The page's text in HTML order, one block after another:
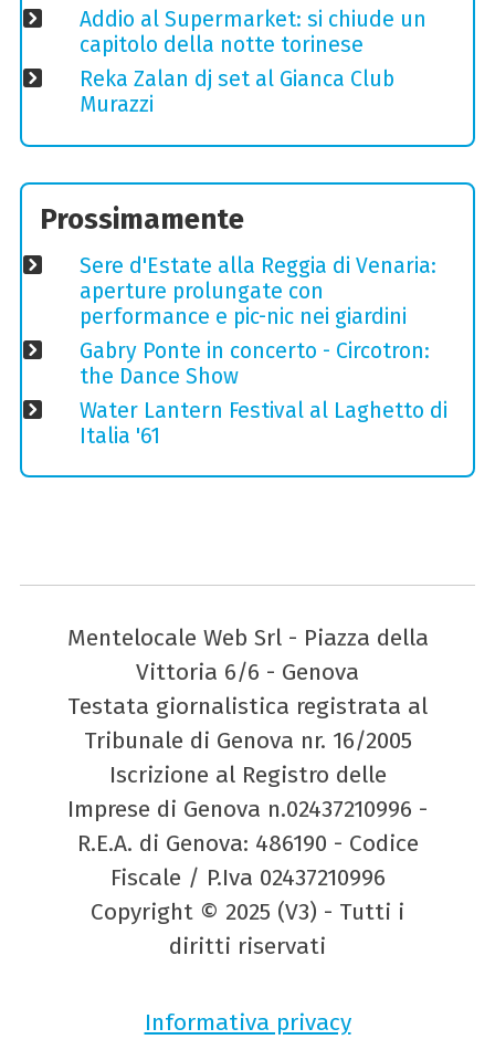
Addio al Supermarket: si chiude un
capitolo della notte torinese
Reka Zalan dj set al Gianca Club
Murazzi
Prossimamente
Sere d'Estate alla Reggia di Venaria:
aperture prolungate con
performance e pic-nic nei giardini
Gabry Ponte in concerto - Circotron:
the Dance Show
Water Lantern Festival al Laghetto di
Italia '61
Mentelocale Web Srl - Piazza della
Vittoria 6/6 - Genova
Testata giornalistica registrata al
Tribunale di Genova nr. 16/2005
Iscrizione al Registro delle
Imprese di Genova n.02437210996 -
R.E.A. di Genova: 486190 - Codice
Fiscale / P.Iva 02437210996
Copyright © 2025 (V3) - Tutti i
diritti riservati
Informativa privacy